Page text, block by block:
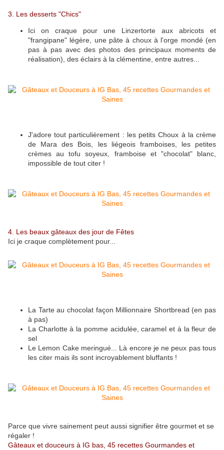
3. Les desserts "Chics"
Ici on craque pour une Linzertorte aux abricots et
"frangipane" légère, une pâte à choux à l'orge mondé (en
pas à pas avec des photos des principaux moments de
réalisation), des éclairs à la clémentine, entre autres...
J'adore tout particulièrement : les petits Choux à la crème
de Mara des Bois, les liégeois framboises, les petites
crèmes au tofu soyeux, framboise et "chocolat" blanc,
impossible de tout citer !
4. Les beaux gâteaux des jour de Fêtes
Ici je craque complètement pour...
La Tarte au chocolat façon Millionnaire Shortbread (en pas
à pas)
La Charlotte à la pomme acidulée, caramel et à la fleur de
sel
Le Lemon Cake meringué... Là encore je ne peux pas tous
les citer mais ils sont incroyablement bluffants !
Parce que vivre sainement peut aussi signifier être gourmet et se
régaler !
Gâteaux et douceurs à IG bas, 45 recettes Gourmandes et